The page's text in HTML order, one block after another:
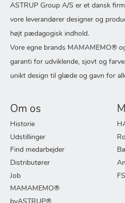
ASTRUP Group A/S er et dansk
vore leverandører designer og
højt pædagogisk indhold.
Vore egne brands MAMAMEMO®
garanti for udviklende, sjovt og
unikt design til glæde og gavn for
Om os
Historie
Udstillinger
Find medarbejder
Distributører
Job
MAMAMEMO®